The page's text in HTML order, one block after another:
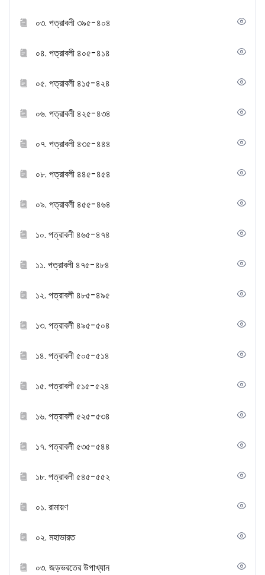
০৩. পত্রাবলী ৩৯৫-৪০৪
০৪. পত্রাবলী ৪০৫-৪১৪
০৫. পত্রাবলী ৪১৫-৪২৪
০৬. পত্রাবলী ৪২৫-৪৩৪
০৭. পত্রাবলী ৪৩৫-৪৪৪
০৮. পত্রাবলী ৪৪৫-৪৫৪
০৯. পত্রাবলী ৪৫৫-৪৬৪
১০. পত্রাবলী ৪৬৫-৪৭৪
১১. পত্রাবলী ৪৭৫-৪৮৪
১২. পত্রাবলী ৪৮৫-৪৯৫
১৩. পত্রাবলী ৪৯৫-৫০৪
১৪. পত্রাবলী ৫০৫-৫১৪
১৫. পত্রাবলী ৫১৫-৫২৪
১৬. পত্রাবলী ৫২৫-৫৩৪
১৭. পত্রাবলী ৫৩৫-৫৪৪
১৮. পত্রাবলী ৫৪৫-৫৫২
০১. রামায়ণ
০২. মহাভারত
০৩. জড়ভরতের উপাখ্যান